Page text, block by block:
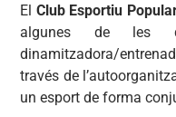
El Club Esportiu
algunes de les
dinamitzadora/
través de
un esport de forma